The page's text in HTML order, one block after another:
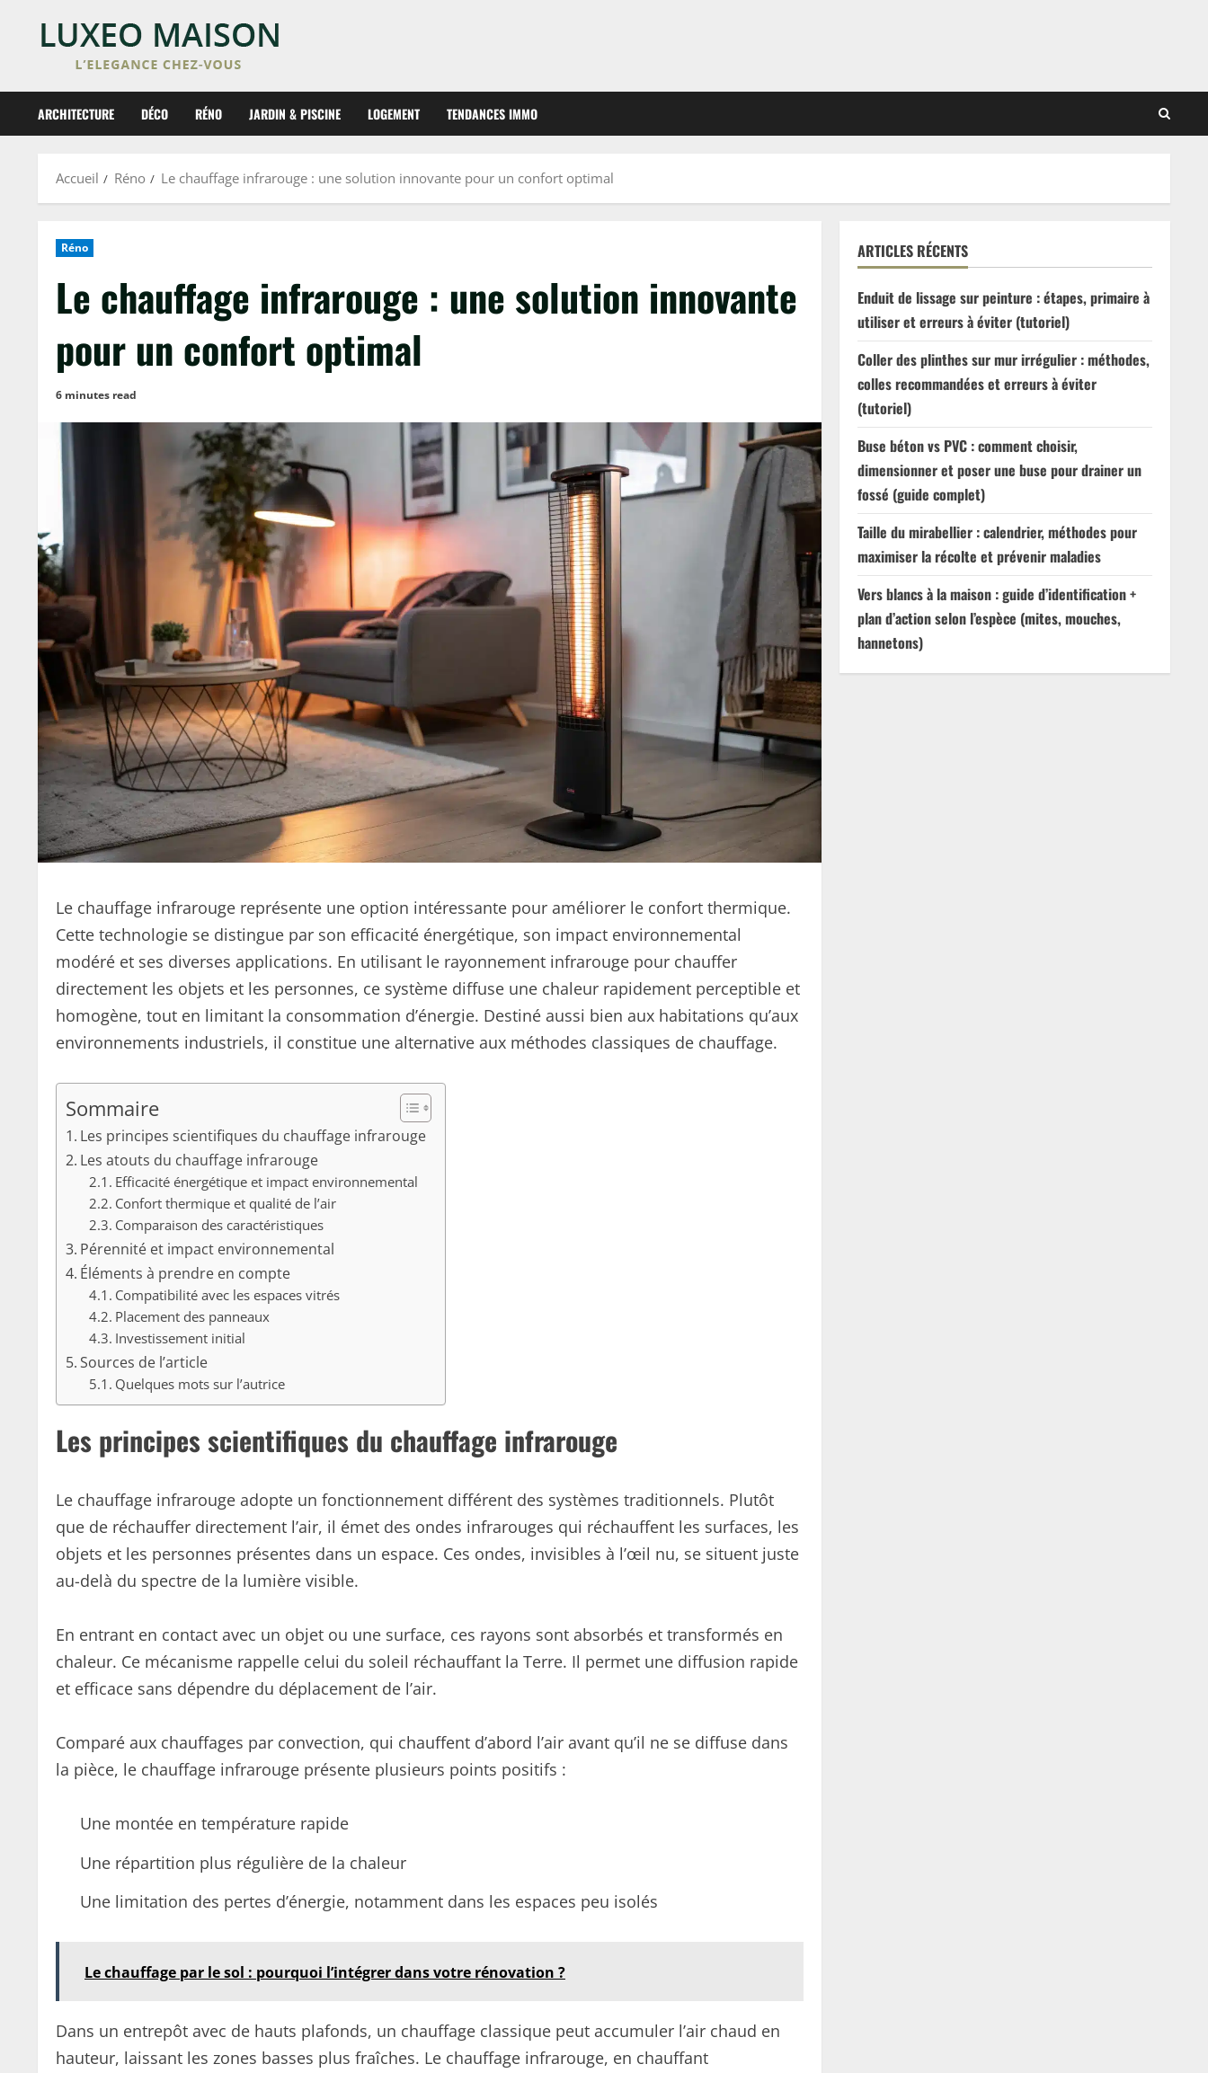
ARCHITECTURE DÉCO RÉNO JARDIN & PISCINE LOGEMENT TENDANCES IMMO
Accueil Réno Le chauffage infrarouge : une solution innovante pour un confort optimal
Réno
Le chauffage infrarouge : une solution innovante
pour un confort optimal
6 minutes read
Le chauffage infrarouge représente une option intéressante pour améliorer le confort thermique.
Cette technologie se distingue par son efficacité énergétique, son impact environnemental
modéré et ses diverses applications. En utilisant le rayonnement infrarouge pour chauffer
directement les objets et les personnes, ce système diffuse une chaleur rapidement perceptible et
homogène, tout en limitant la consommation d’énergie. Destiné aussi bien aux habitations qu’aux
environnements industriels, il constitue une alternative aux méthodes classiques de chauffage.
Sommaire
Les principes scientifiques du chauffage infrarouge
Les atouts du chauffage infrarouge
Efficacité énergétique et impact environnemental
Confort thermique et qualité de l’air
Comparaison des caractéristiques
Pérennité et impact environnemental
Éléments à prendre en compte
Compatibilité avec les espaces vitrés
Placement des panneaux
Investissement initial
Sources de l’article
Quelques mots sur l’autrice
Les principes scientifiques du chauffage infrarouge
Le chauffage infrarouge adopte un fonctionnement différent des systèmes traditionnels. Plutôt
que de réchauffer directement l’air, il émet des ondes infrarouges qui réchauffent les surfaces, les
objets et les personnes présentes dans un espace. Ces ondes, invisibles à l’œil nu, se situent juste
au-delà du spectre de la lumière visible.
En entrant en contact avec un objet ou une surface, ces rayons sont absorbés et transformés en
chaleur. Ce mécanisme rappelle celui du soleil réchauffant la Terre. Il permet une diffusion rapide
et efficace sans dépendre du déplacement de l’air.
Comparé aux chauffages par convection, qui chauffent d’abord l’air avant qu’il ne se diffuse dans
la pièce, le chauffage infrarouge présente plusieurs points positifs :
Une montée en température rapide
Une répartition plus régulière de la chaleur
Une limitation des pertes d’énergie, notamment dans les espaces peu isolés
Le chauffage par le sol : pourquoi l’intégrer dans votre rénovation ?
Dans un entrepôt avec de hauts plafonds, un chauffage classique peut accumuler l’air chaud en
hauteur, laissant les zones basses plus fraîches. Le chauffage infrarouge, en chauffant
ARTICLES RÉCENTS
Enduit de lissage sur peinture : étapes, primaire à
utiliser et erreurs à éviter (tutoriel)
Coller des plinthes sur mur irrégulier : méthodes,
colles recommandées et erreurs à éviter
(tutoriel)
Buse béton vs PVC : comment choisir,
dimensionner et poser une buse pour drainer un
fossé (guide complet)
Taille du mirabellier : calendrier, méthodes pour
maximiser la récolte et prévenir maladies
Vers blancs à la maison : guide d’identification +
plan d’action selon l’espèce (mites, mouches,
hannetons)